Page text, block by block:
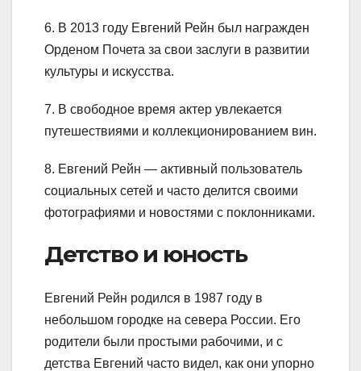
6. В 2013 году Евгений Рейн был награжден
Орденом Почета за свои заслуги в развитии
культуры и искусства.
7. В свободное время актер увлекается
путешествиями и коллекционированием вин.
8. Евгений Рейн — активный пользователь
социальных сетей и часто делится своими
фотографиями и новостями с поклонниками.
Детство и юность
Евгений Рейн родился в 1987 году в
небольшом городке на севера России. Его
родители были простыми рабочими, и с
детства Евгений часто видел, как они упорно